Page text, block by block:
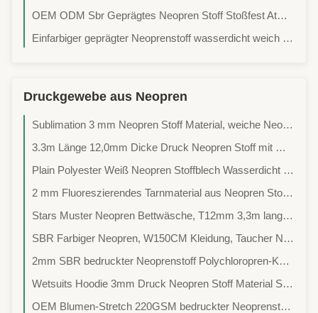
OEM ODM Sbr Geprägtes Neopren Stoff Stoßfest Atmungsaktiv
Einfarbiger geprägter Neoprenstoff wasserdicht weich Sublimation
Druckgewebe aus Neopren
Sublimation 3 mm Neopren Stoff Material, weiche Neopren Wetsuit Material
3.3m Länge 12,0mm Dicke Druck Neopren Stoff mit Muster für Kleidungsstücke
Plain Polyester Weiß Neopren Stoffblech Wasserdicht 135*330cm Größe
2 mm Fluoreszierendes Tarnmaterial aus Neopren Stoff 51'*130' Größe
Stars Muster Neopren Bettwäsche, T12mm 3,3m lange Farbige Neopren Wäsche
SBR Farbiger Neopren, W150CM Kleidung, Taucher Neopren Stoff
2mm SBR bedruckter Neoprenstoff Polychloropren-Kautschuk
Wetsuits Hoodie 3mm Druck Neopren Stoff Material Spearfischen Verwendung
OEM Blumen-Stretch 220GSM bedruckter Neoprenstoff gestrickt